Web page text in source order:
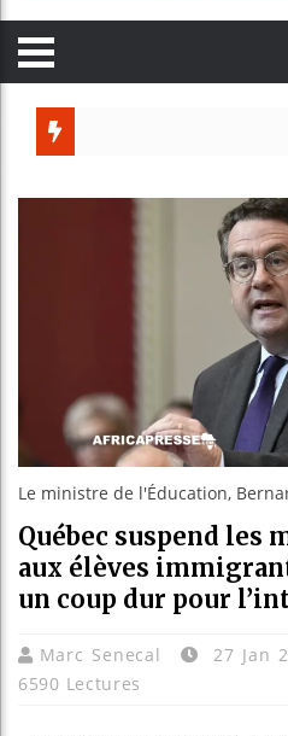
Le ministre de l'Éducation,
Québec suspend les
aux élèves
un coup dur pour
Marc Senecal 27 Jan
6590 Lectures